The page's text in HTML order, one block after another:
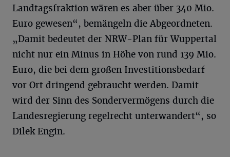
Landtagsfraktion wären es aber über 340 Mio.
Euro gewesen“, bemängeln die Abgeordneten.
„Damit bedeutet der NRW-Plan für Wuppertal
nicht nur ein Minus in Höhe von rund 139 Mio.
Euro, die bei dem großen Investitionsbedarf
vor Ort dringend gebraucht werden. Damit
wird der Sinn des Sondervermögens durch die
Landesregierung regelrecht unterwandert“, so
Dilek Engin.